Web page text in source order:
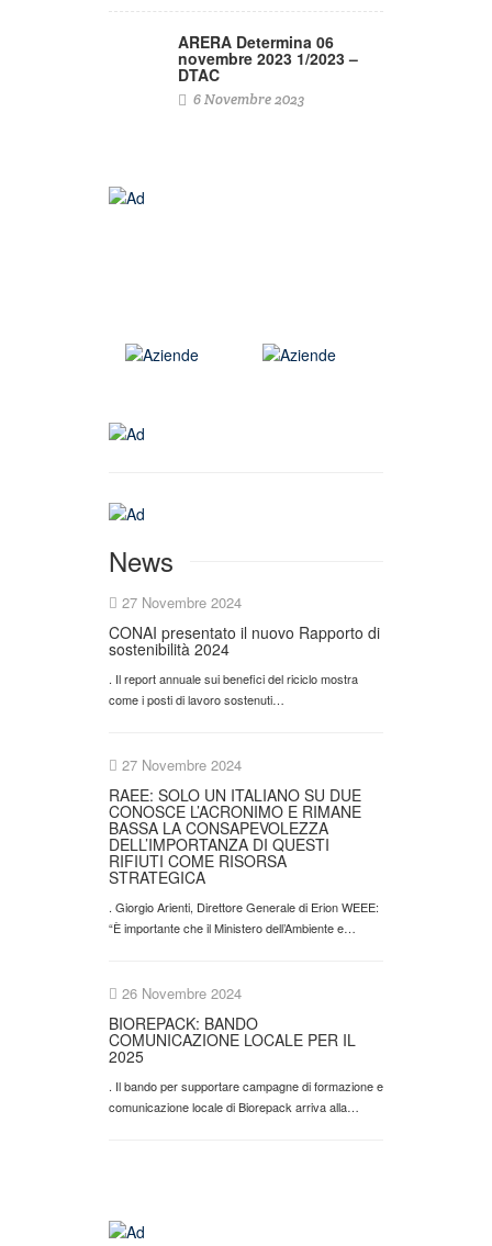
ARERA Determina 06
novembre 2023 1/2023 –
DTAC
6 Novembre 2023
News
27 Novembre 2024
CONAI presentato il nuovo Rapporto di
sostenibilità 2024
. Il report annuale sui benefici del riciclo mostra
come i posti di lavoro sostenuti…
27 Novembre 2024
RAEE: SOLO UN ITALIANO SU DUE
CONOSCE L’ACRONIMO E RIMANE
BASSA LA CONSAPEVOLEZZA
DELL’IMPORTANZA DI QUESTI
RIFIUTI COME RISORSA
STRATEGICA
. Giorgio Arienti, Direttore Generale di Erion WEEE:
“È importante che il Ministero dell’Ambiente e…
26 Novembre 2024
BIOREPACK: BANDO
COMUNICAZIONE LOCALE PER IL
2025
. Il bando per supportare campagne di formazione e
comunicazione locale di Biorepack arriva alla…